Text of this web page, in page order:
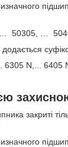
50305, …
6305 N,... 6405
закриті